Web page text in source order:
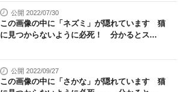
公開 2022/07/30
この画像の中に「ネズミ」が隠れています 猫
に見つからないように必死！ 分かるとス...
公開 2022/09/27
この画像の中に「さかな」が隠れています 猫